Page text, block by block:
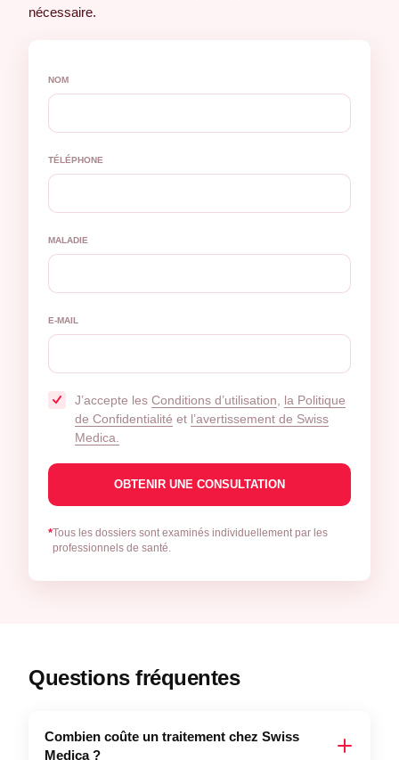
nécessaire.
NOM
TÉLÉPHONE
MALADIE
E-MAIL
J’accepte les Conditions d’utilisation
la Politique
de Confidentialité et l’avertissement de Swiss
Medica.
*Tous les dossiers sont examinés individuellement par les
professionnels de santé.
Questions fréquentes
Combien coûte un traitement chez Swiss
Medica ?